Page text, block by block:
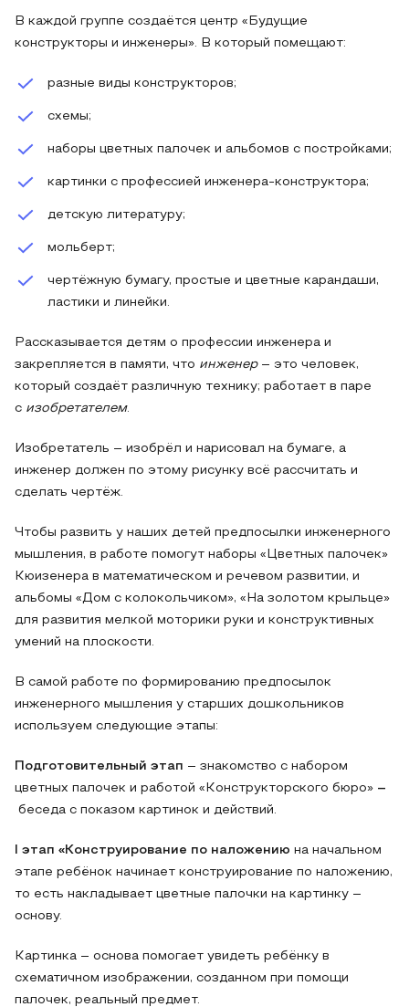
В каждой группе создаётся центр «Будущие
конструкторы и инженеры». В который помещают:
разные виды конструкторов;
схемы;
наборы цветных палочек и альбомов с постройками;
картинки с профессией инженера-конструктора;
детскую литературу;
мольберт;
чертёжную бумагу, простые и цветные карандаши,
ластики и линейки.
Рассказывается детям о профессии инженера и
закрепляется в памяти, что инженер – это человек,
который создаёт различную технику; работает в паре
с изобретателем.
Изобретатель – изобрёл и нарисовал на бумаге, а
инженер должен по этому рисунку всё рассчитать и
сделать чертёж.
Чтобы развить у наших детей предпосылки инженерного
мышления, в работе помогут наборы «Цветных палочек»
Кюизенера в математическом и речевом развитии, и
альбомы «Дом с колокольчиком», «На золотом крыльце»
для развития мелкой моторики руки и конструктивных
умений на плоскости.
В самой работе по формированию предпосылок
инженерного мышления у старших дошкольников
используем следующие этапы:
Подготовительный этап – знакомство с набором
цветных палочек и работой «Конструкторского бюро» –
беседа с показом картинок и действий.
этап «Конструирование по наложению на начальном
этапе ребёнок начинает конструирование по наложению,
то есть накладывает цветные палочки на картинку –
основу.
Картинка – основа помогает увидеть ребёнку в
схематичном изображении, созданном при помощи
палочек, реальный предмет.